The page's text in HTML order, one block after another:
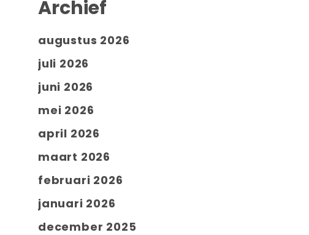
Archief
augustus 2026
juli 2026
juni 2026
mei 2026
april 2026
maart 2026
februari 2026
januari 2026
december 2025